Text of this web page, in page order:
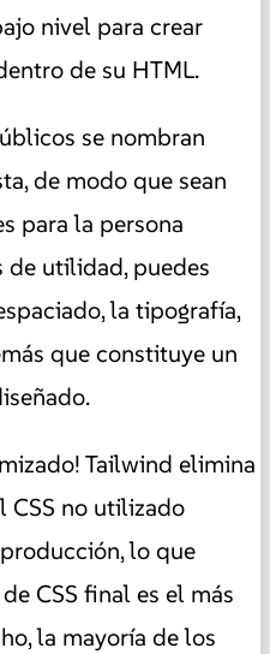
nivel para crear
de su HTML.
se nombran
de modo que sean
para la persona
de utilidad, puedes
la tipografía,
que constituye un
Tailwind elimina
CSS no utilizado
lo que
CSS final es el más
la mayoría de los